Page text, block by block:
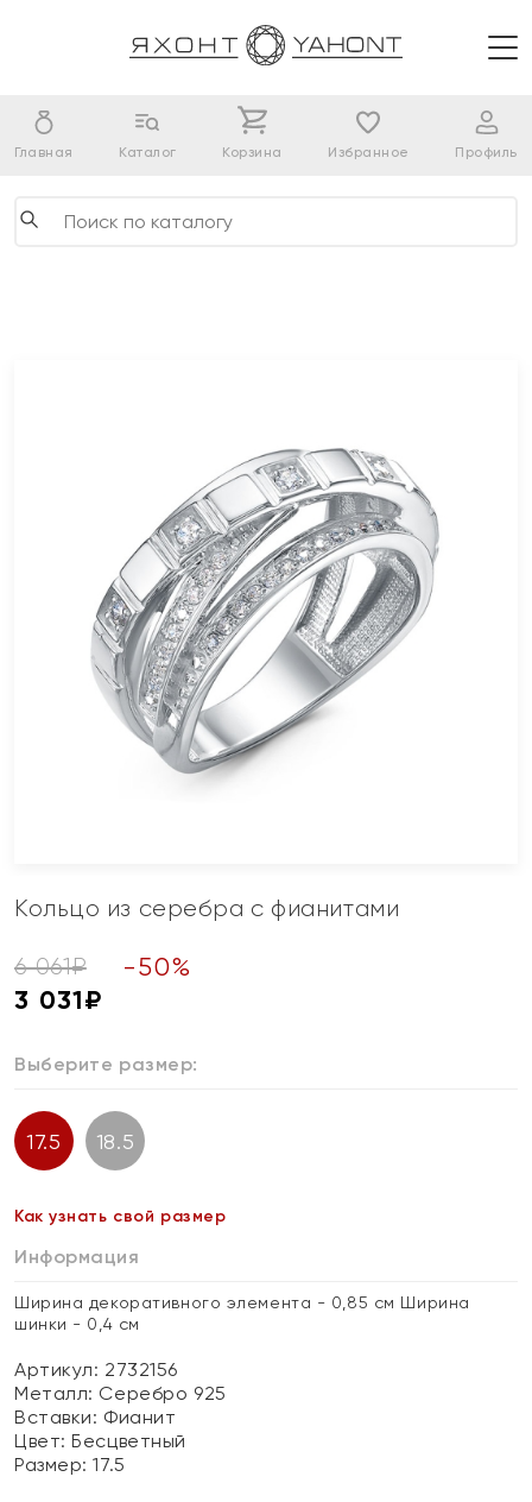
Главная Каталог Корзина Избранное Профиль
Кольцо из серебра с фианитами
6 061₽ -50%
3 031₽
Выберите размер:
17.5 18.5
Как узнать свой размер
Информация
Ширина декоративного элемента - 0,85 см Ширина
шинки - 0,4 см
Артикул: 2732156
Металл: Серебро 925
Вставки: Фианит
Цвет:Бесцветный
Размер:17.5